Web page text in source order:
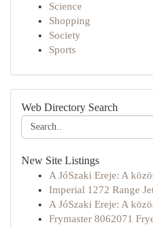
Science
Shopping
Society
Sports
Web Directory Search
New Site Listings
A JóSzaki Ereje: A
Imperial 1272 Range
A JóSzaki Ereje: A
Frymaster 8062071